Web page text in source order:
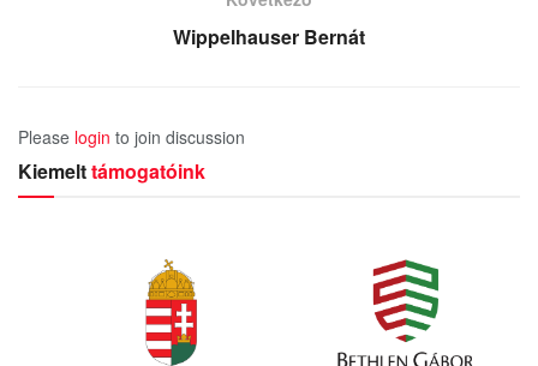
Wippelhauser Bernát
Please login to join discussion
Kiemelttámogatóink